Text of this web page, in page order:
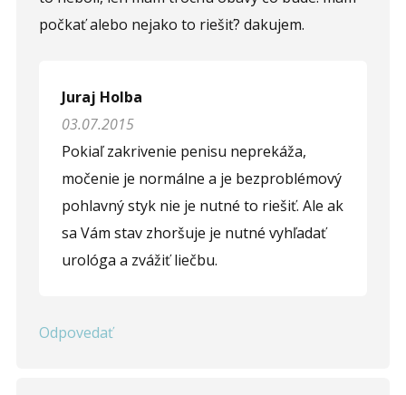
počkať alebo nejako to riešiť? dakujem.
Juraj Holba
03.07.2015
Pokiaľ zakrivenie penisu neprekáža,
močenie je normálne a je bezproblémový
pohlavný styk nie je nutné to riešiť. Ale ak
sa Vám stav zhoršuje je nutné vyhľadať
urológa a zvážiť liečbu.
Odpovedať